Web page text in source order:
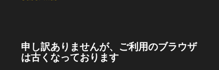
申し訳ありませんが、ご利用のブラウザ
は古くなっております